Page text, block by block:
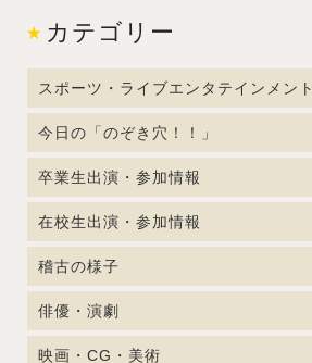
カテゴリー
スポーツ・ライブエンタテインメント
今日の「のぞき穴！！」
卒業生出演・参加情報
在校生出演・参加情報
稽古の様子
俳優・演劇
映画・CG・美術